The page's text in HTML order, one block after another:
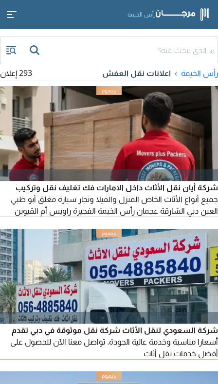
رأس الخيمة
رأس الخيمة اعلانات نقل العفش 293 إعلان
شركة أيان نقل الأثاث داخل الامارات فك تغليف نقل وتركيب
جميع أنواع الأثاث الخاص المنزل والفيلا ونجار سيارة مغلق أبو ظبي
العين دبي الشارقة عجمان رأس الخيمة الفجيرة راويس أم القيوين
شركة السعودي لنقل الأثاث شركة نقل موثوقة في دبي تقدم
أسعارا مناسبة وخدمة عالية الجودة. تواصل معنا الآن للحصول على
أفضل خدمات نقل أثاث